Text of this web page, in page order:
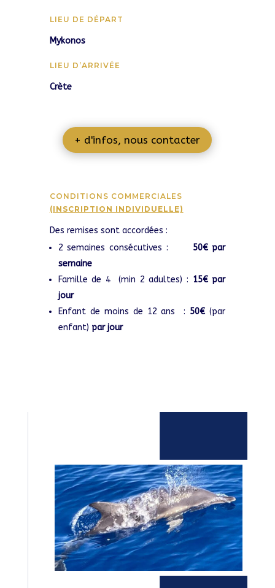
LIEU DE DÉPART
Mykonos
LIEU D’ARRIVÉE
Crète
+ d'infos, nous contacter
CONDITIONS COMMERCIALES
(INSCRIPTION INDIVIDUELLE)
Des remises sont accordées :
2 semaines consécutives : 50€ par
semaine
Famille de 4 (min 2 adultes) : 15€ par
jour
Enfant de moins de 12 ans : 50€ (par
enfant) par jour